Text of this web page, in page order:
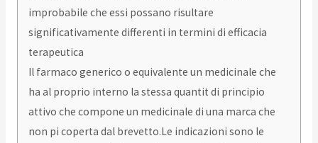
improbabile che essi possano risultare
significativamente differenti in termini di efficacia
terapeutica
Il farmaco generico o equivalente un medicinale che
ha al proprio interno la stessa quantit di principio
attivo che compone un medicinale di una marca che
non pi coperta dal brevetto.Le indicazioni sono le